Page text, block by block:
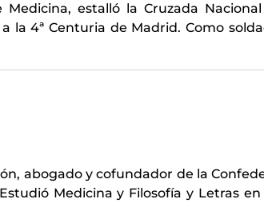
estalló la Cruzada
4ª Centuria de Madrid. Como
abogado y cofundador de la
Medicina y Filosofía y Letras